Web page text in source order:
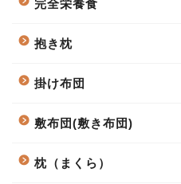
完全栄養食
抱き枕
掛け布団
敷布団(敷き布団)
枕（まくら）